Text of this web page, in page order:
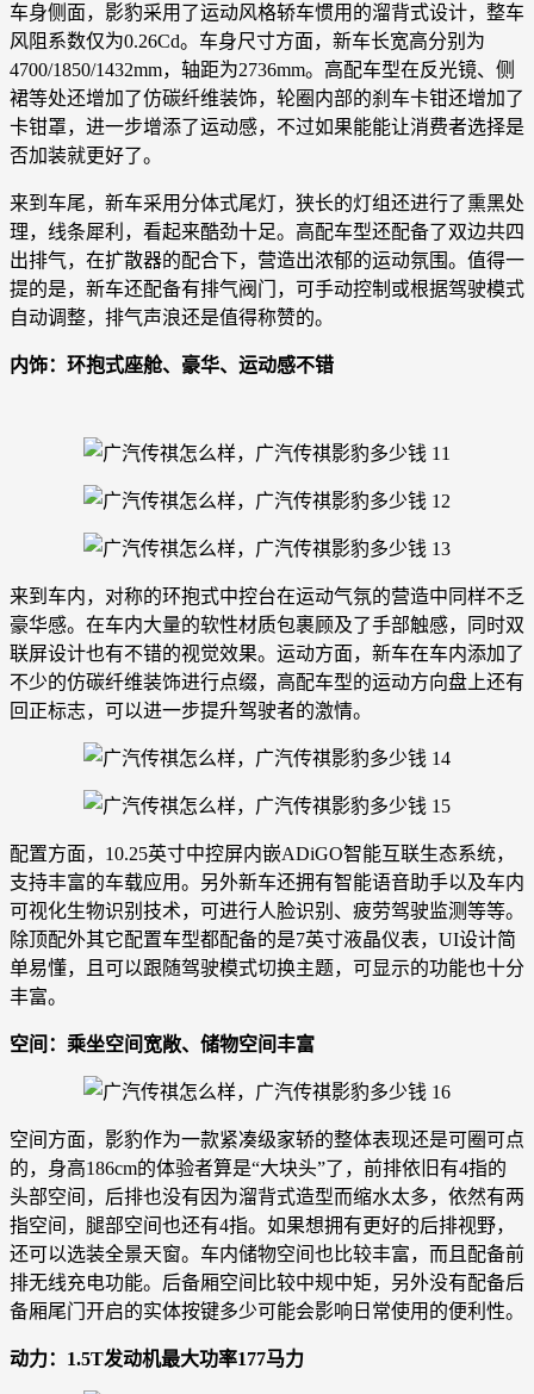
车身侧面，影豹采用了运动风格轿车惯用的溜背式设计，整车
风阻系数仅为0.26Cd。车身尺寸方面，新车长宽高分别为
4700/1850/1432mm，轴距为2736mm。高配车型在反光镜、侧
裙等处还增加了仿碳纤维装饰，轮圈内部的刹车卡钳还增加了
卡钳罩，进一步增添了运动感，不过如果能能让消费者选择是
否加装就更好了。
来到车尾，新车采用分体式尾灯，狭长的灯组还进行了熏黑处
理，线条犀利，看起来酷劲十足。高配车型还配备了双边共四
出排气，在扩散器的配合下，营造出浓郁的运动氛围。值得一
提的是，新车还配备有排气阀门，可手动控制或根据驾驶模式
自动调整，排气声浪还是值得称赞的。
内饰：环抱式座舱、豪华、运动感不错
来到车内，对称的环抱式中控台在运动气氛的营造中同样不乏
豪华感。在车内大量的软性材质包裹顾及了手部触感，同时双
联屏设计也有不错的视觉效果。运动方面，新车在车内添加了
不少的仿碳纤维装饰进行点缀，高配车型的运动方向盘上还有
回正标志，可以进一步提升驾驶者的激情。
配置方面，10.25英寸中控屏内嵌ADiGO智能互联生态系统，
支持丰富的车载应用。另外新车还拥有智能语音助手以及车内
可视化生物识别技术，可进行人脸识别、疲劳驾驶监测等等。
除顶配外其它配置车型都配备的是7英寸液晶仪表，UI设计简
单易懂，且可以跟随驾驶模式切换主题，可显示的功能也十分
丰富。
空间：乘坐空间宽敞、储物空间丰富
空间方面，影豹作为一款紧凑级家轿的整体表现还是可圈可点
的，身高186cm的体验者算是“大块头”了，前排依旧有4指的
头部空间，后排也没有因为溜背式造型而缩水太多，依然有两
指空间，腿部空间也还有4指。如果想拥有更好的后排视野，
还可以选装全景天窗。车内储物空间也比较丰富，而且配备前
排无线充电功能。后备厢空间比较中规中矩，另外没有配备后
备厢尾门开启的实体按键多少可能会影响日常使用的便利性。
动力：1.5T发动机最大功率177马力